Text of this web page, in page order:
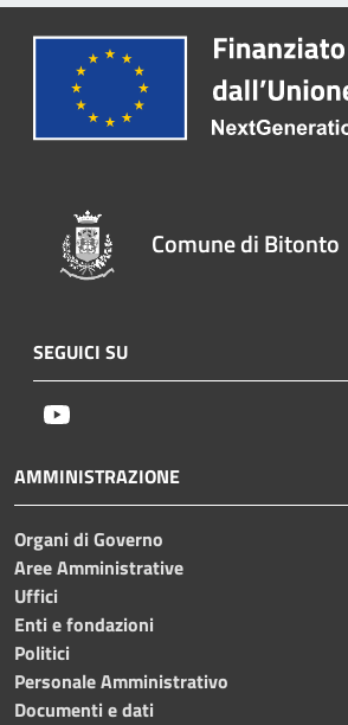
Comune di Bitonto
SEGUICI SU
AMMINISTRAZIONE
Organi di Governo
Aree Amministrative
Uffici
Enti e fondazioni
Politici
Personale Amministrativo
Documenti e dati